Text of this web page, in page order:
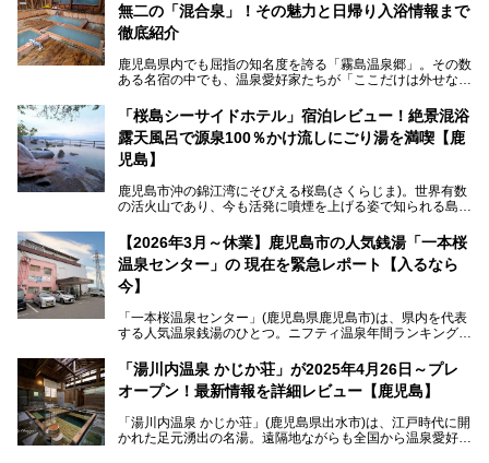
さらに、源泉100％かけ流しのツルツル美肌湯を堪能できる
点にも注目すべき。30年以上全国の温泉を巡った筆者の経
験上、穴場中の穴場と言っても決して過言ではありません。
今回は「ちくりん温泉」の家族風呂・大衆風呂・宿泊施設に
ついて、徹底レビューします！
無二の「混合泉」！その魅力と日帰り入浴情報まで
徹底紹介
鹿児島県内でも屈指の知名度を誇る「霧島温泉郷」。その数
ある名宿の中でも、温泉愛好家たちが「ここだけは外せな
山荘）」です。
最大の魅力は、ここでしか体験できない絶妙なバランスの
「自噴混合泉」。今回は、その極上の湯を心ゆくまで堪能す
べく宿泊し、実際に感じたお湯のちからと宿の魅力を詳しく
レポートします。
また、気軽に立ち寄りたい方のための「日帰り入浴情報」も
併せて解説。温泉マニアをも唸らせる“生きたお湯”の正体に
迫ります。
「桜島シーサイドホテル」宿泊レビュー！絶景混浴
露天風呂で源泉100％かけ流しにごり湯を満喫【鹿
児島】
鹿児島市沖の錦江湾にそびえる桜島(さくらじま)。世界有数
の活火山であり、今も活発に噴煙を上げる姿で知られる島で
ートホテル。最大の魅力が、錦江湾に面した絶景混浴露天風
呂でしょう。源泉100％かけ流しのにごり湯は、多くの温泉
ファンを魅了する存在です。
今回筆者自ら宿泊。桜島シーサイドホテルの“温泉”はじめ、
食事やアクセスなど詳細レビューします。
【2026年3月～休業】鹿児島市の人気銭湯「一本桜
温泉センター」の 現在を緊急レポート【入るなら
今】
「一本桜温泉センター」(鹿児島県鹿児島市)は、県内を代表
する人気温泉銭湯のひとつ。ニフティ温泉年間ランキング2
営業なので、就寝前の入浴や寝起き一番の朝湯など利便性が
抜群！ 多くの常連客やファンでいつも賑わっています。し
かし建物の老朽化に伴い、2026年2月28日24時をもって休
は約2年後を予定しています。
「湯川内温泉 かじか荘」が2025年4月26日～プレ
オープン！最新情報を詳細レビュー【鹿児島】
「湯川内温泉 かじか荘」(鹿児島県出水市)は、江戸時代に開
かれた足元湧出の名湯。遠隔地ながらも全国から温泉愛好家